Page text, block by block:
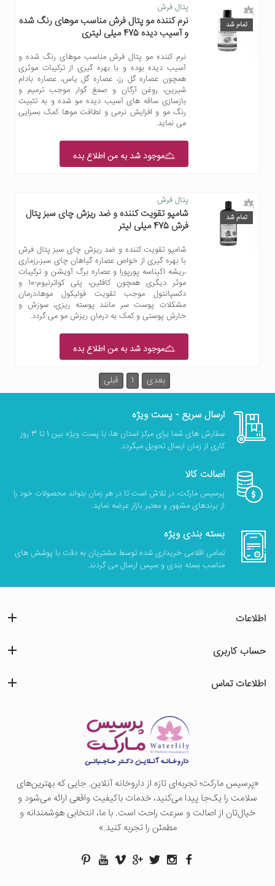
تمام شد
پتال فرش
نرم کننده مو پتال فرش مناسب موهای رنگ شده
و آسیب دیده 475 میلی لیتری
نرم کننده مو پتال فرش مناسب موهای رنگ شده و
آسیب دیده بوده و با بهره گیری از ترکیبات موثری
همچون عصاره گل رز، عصاره گل یاس، عصاره بادام
شیرین، روغن آرگان و صمغ گوار موجب ترمیم و
بازسازی ساقه های آسیب دیده مو شده و به تثبیت
رنگ مو و افزایش نرمی و لطافت موها کمک بسزایی
می نماید.
موجود شد به من اطلاع بده
تمام شد
پتال فرش
شامپو تقویت کننده و ضد ریزش چای سبز پتال
فرش 475 میلی‌ لیتر
شامپو تقویت کننده و ضد ریزش چای سبز پتال فرش
با بهره گیری از خواص عصاره گیاهان چای سبز،رزماری
،ریشه اکیناسه پورپورا و عصاره برگ آویشن و ترکیبات
موثر دیگری همچون کافئین، پلی کواترنیوم-10 و
دکسپانتول موجب تقویت فولیکول موها،درمان
مشکلات پوست سر مانند پوسته ریزی، سوزش و
خارش پوستی و کمک به درمان ریزش مو می گردد.
موجود شد به من اطلاع بده
قبلی 1 بعدی
ارسال سریع - پست ویژه
سفارش های شما برای مرکز استان ها، با پست ویژه بین 1 تا 3 روز
کاری از زمان ارسال تحویل میگردد.
اصالت کالا
پرسیس مارکت، در تلاش است تا در هر زمان بتواند محصولات خود را
از برندهای مشهور و معتبر بازار عرضه نماید.
بسته بندی ویژه
تمامی اقلامی خریداری شده توسط مشتریان به دقت با پوشش های
مناسب بسته بندی و سپس ارسال می گردند.
«پرسيس ماركت؛ تجربه‌ای تازه از داروخانه آنلاین. جایی که بهترین‌های
سلامت را یک‌جا پیدا می‌کنید، خدمات باکیفیت واقعی ارائه می‌شود و
خیال‌تان از اصالت و سرعت راحت است. با ما، انتخابی هوشمندانه و
مطمئن را تجربه کنید.»
اطلاعات
حساب کاربری
اطلاعات تماس